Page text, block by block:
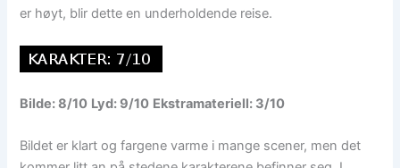
er høyt, blir dette en underholdende reise.
Bilde: 8/10 Lyd: 9/10 Ekstramateriell: 3/10
Bildet er klart og fargene varme i mange scener, men det